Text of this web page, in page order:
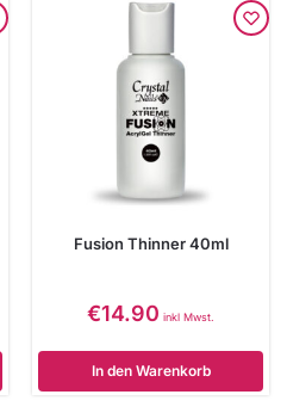
Fusion Thinner 40ml
€14.90 inkl Mwst.
In den Warenkorb